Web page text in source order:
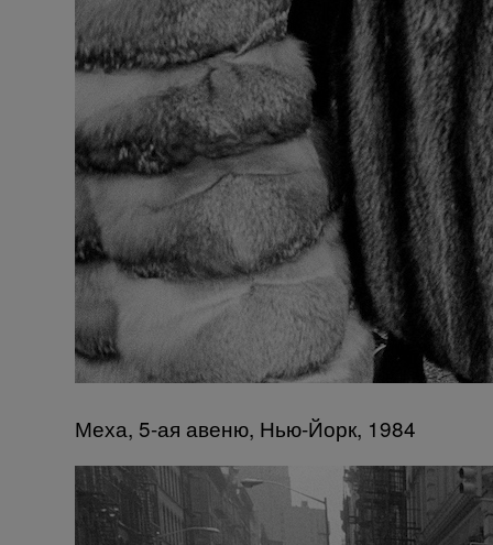
Меха, 5-ая авеню, Нью-Йорк, 1984